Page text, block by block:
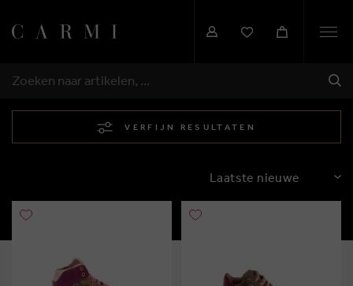
ZOEKEN
VERFIJN RESULTATEN
SORTEREN